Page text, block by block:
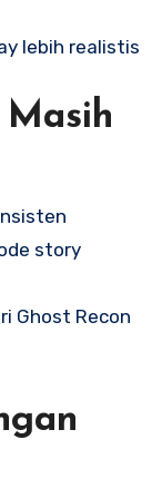
lebih realistis
story
Ghost Recon